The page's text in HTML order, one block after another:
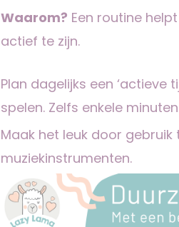
Waarom? Een routine
actief te zijn.
Plan dagelijks een ‘actieve
spelen. Zelfs enkele
Maak het leuk door
muziekinstrumenten.